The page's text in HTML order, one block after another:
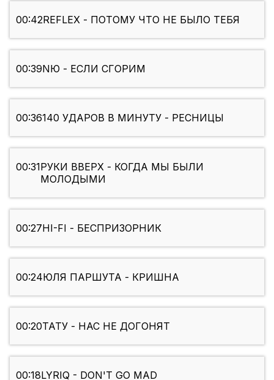
00:42REFLEX - ПОТОМУ ЧТО НЕ БЫЛО ТЕБЯ
00:39NЮ - ЕСЛИ СГОРИМ
00:36140 УДАРОВ В МИНУТУ - РЕСНИЦЫ
00:31РУКИ ВВЕРХ - КОГДА МЫ БЫЛИ
МОЛОДЫМИ
00:27HI-FI - БЕСПРИЗОРНИК
00:24ЮЛЯ ПАРШУТА - КРИШНА
00:20ТАТУ - НАС НЕ ДОГОНЯТ
00:18LYRIQ - DON'T GO MAD